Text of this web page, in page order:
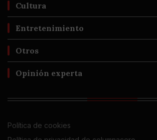
Cultura
Entretenimiento
Otros
Opinión experta
Política de cookies